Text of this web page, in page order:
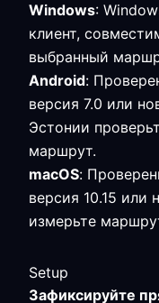
Windows:
клиент,
выбранный
Android:
версия 7.0 или
Эстонии
маршрут.
macOS:
версия 10.15 или
измерьте
Setup
Зафиксируйте